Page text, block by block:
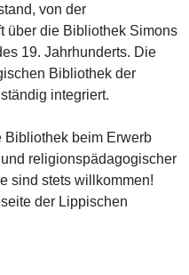
von der
über die Bibliothek Simons
19. Jahrhunderts. Die
Bibliothek der
integriert.
Bibliothek beim Erwerb
religionspädagogischer
sind stets willkommen!
der Lippischen